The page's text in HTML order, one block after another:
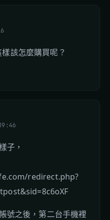
該怎麼購買呢？
子，
redirect.php?
號之後，第二台手機裡